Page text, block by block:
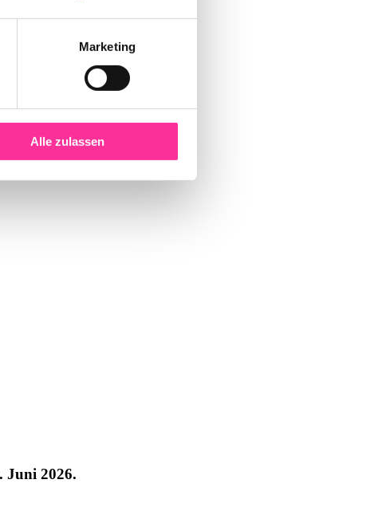
Marketing
Alle zulassen
Juni 2026.
Juni 2026.